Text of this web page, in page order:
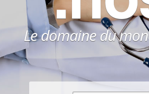
Le domaine du